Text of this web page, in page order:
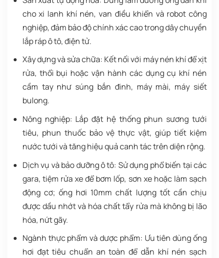
cho xi lanh khí nén, van điều khiển và robot công
nghiệp, đảm bảo độ chính xác cao trong dây chuyền
lắp ráp ô tô, điện tử.
Xây dựng và sửa chữa: Kết nối với máy nén khí để xịt
rửa, thổi bụi hoặc vận hành các dụng cụ khí nén
cầm tay như súng bắn đinh, máy mài, máy siết
bulong.
Nông nghiệp: Lắp đặt hệ thống phun sương tưới
tiêu, phun thuốc bảo vệ thực vật, giúp tiết kiệm
nước tưới và tăng hiệu quả canh tác trên diện rộng.
Dịch vụ và bảo dưỡng ô tô: Sử dụng phổ biến tại các
gara, tiệm rửa xe để bơm lốp, sơn xe hoặc làm sạch
động cơ; ống hơi 10mm chất lượng tốt cần chịu
được dầu nhớt và hóa chất tẩy rửa mà không bị lão
hóa, nứt gãy.
Ngành thực phẩm và dược phẩm: Ưu tiên dùng ống
hơi đạt tiêu chuẩn an toàn để dẫn khí nén sạch